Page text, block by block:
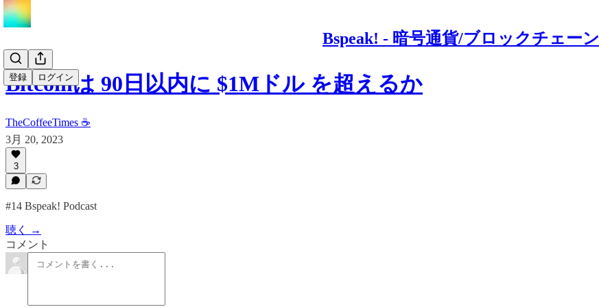
Bspeak! - 暗号通貨/ブロックチェーン
登録 ログイン
Bitcoinは 90日以内に $1Mドル を超えるか
TheCoffeeTimes ☕
3月 20, 2023
3
#14 Bspeak! Podcast
聴く →
コメント